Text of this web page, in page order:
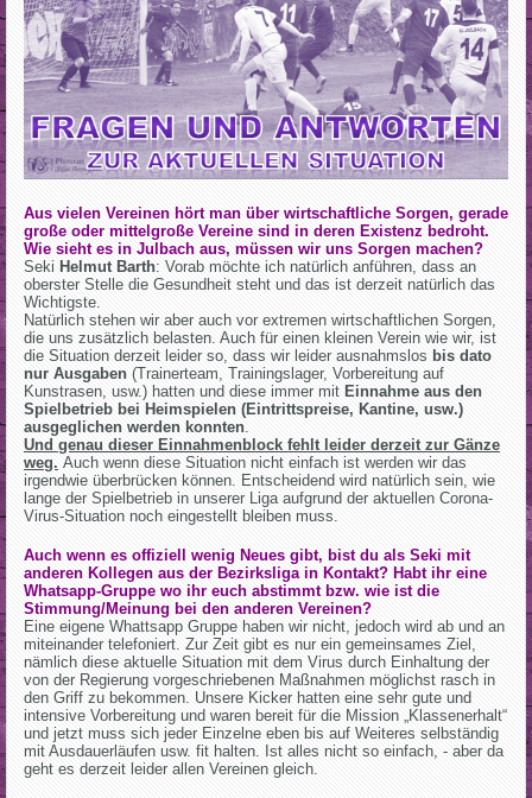
Aus vielen Vereinen hört man über wirtschaftliche Sorgen, gerade
große oder mittelgroße Vereine sind in deren Existenz bedroht.
Wie sieht es in Julbach aus, müssen wir uns Sorgen machen?
Seki Helmut Barth: Vorab möchte ich natürlich anführen, dass an
oberster Stelle die Gesundheit steht und das ist derzeit natürlich das
Wichtigste.
Natürlich stehen wir aber auch vor extremen wirtschaftlichen Sorgen,
die uns zusätzlich belasten. Auch für einen kleinen Verein wie wir, ist
die Situation derzeit leider so, dass wir leider ausnahmslos bis dato
nur Ausgaben (Trainerteam, Trainingslager, Vorbereitung auf
Kunstrasen, usw.) hatten und diese immer mit Einnahme aus den
Spielbetrieb bei Heimspielen (Eintrittspreise, Kantine, usw.)
ausgeglichen werden konnten.
Und genau dieser Einnahmenblock fehlt leider derzeit zur Gänze
weg. Auch wenn diese Situation nicht einfach ist werden wir das
irgendwie überbrücken können. Entscheidend wird natürlich sein, wie
lange der Spielbetrieb in unserer Liga aufgrund der aktuellen Corona-
Virus-Situation noch eingestellt bleiben muss.
Auch wenn es offiziell wenig Neues gibt, bist du als Seki mit
anderen Kollegen aus der Bezirksliga in Kontakt? Habt ihr eine
Whatsapp-Gruppe wo ihr euch abstimmt bzw. wie ist die
Stimmung/Meinung bei den anderen Vereinen?
Eine eigene Whattsapp Gruppe haben wir nicht, jedoch wird ab und an
miteinander telefoniert. Zur Zeit gibt es nur ein gemeinsames Ziel,
nämlich diese aktuelle Situation mit dem Virus durch Einhaltung der
von der Regierung vorgeschriebenen Maßnahmen möglichst rasch in
den Griff zu bekommen. Unsere Kicker hatten eine sehr gute und
intensive Vorbereitung und waren bereit für die Mission „Klassenerhalt“
und jetzt muss sich jeder Einzelne eben bis auf Weiteres selbständig
mit Ausdauerläufen usw. fit halten. Ist alles nicht so einfach, - aber da
geht es derzeit leider allen Vereinen gleich.